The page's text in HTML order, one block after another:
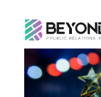
造新营销
首页